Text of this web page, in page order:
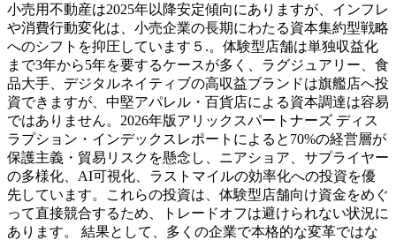
小売用不動産は2025年以降安定傾向にありますが、インフレ
や消費行動変化は、小売企業の長期にわたる資本集約型戦略
へのシフトを抑圧しています５.。体験型店舗は単独収益化
まで3年から5年を要するケースが多く、ラグジュアリー、食
品大手、デジタルネイティブの高収益ブランドは旗艦店へ投
資できますが、中堅アパレル・百貨店による資本調達は容易
ではありません。2026年版アリックスパートナーズ ディス
ラプション・インデックスレポートによると70%の経営層が
保護主義・貿易リスクを懸念し、ニアショア、サプライヤー
の多様化、AI可視化、ラストマイルの効率化への投資を優
先しています。これらの投資は、体験型店舗向け資金をめぐ
って直接競合するため、トレードオフは避けられない状況に
あります。 結果として、多くの企業で本格的な変革ではな